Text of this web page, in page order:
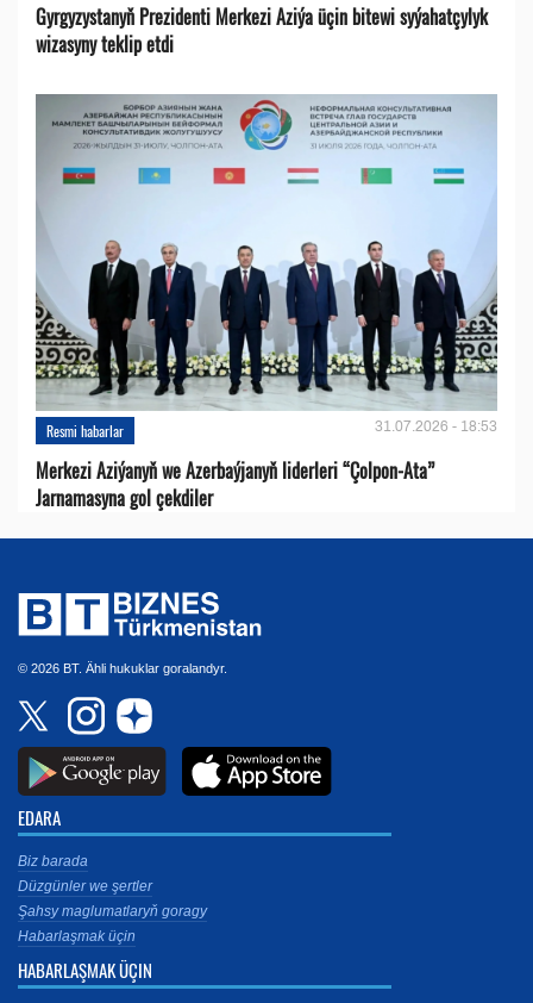
Gyrgyzystanyň Prezidenti Merkezi Aziýa üçin bitewi syýahatçylyk
wizasyny teklip etdi
Resmi habarlar 31.07.2026 - 18:53
Merkezi Aziýanyň we Azerbaýjanyň liderleri “Çolpon-Ata”
Jarnamasyna gol çekdiler
© 2026 BT. Ähli hukuklar goralandyr.
EDARA
Biz barada
Düzgünler we şertler
Şahsy maglumatlaryň goragy
Habarlaşmak üçin
HABARLAŞMAK ÜÇIN